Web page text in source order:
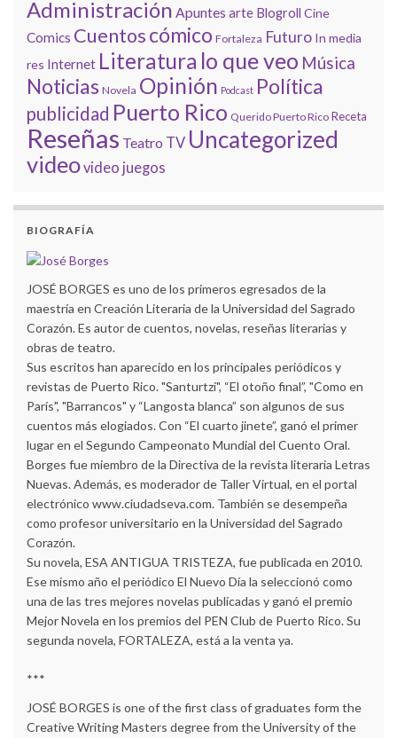
Administración Apuntes arte Blogroll Cine
Comics Cuentoscómico Fortaleza Futuro In media
res Internet Literatura lo que veo Música
Noticias Novela Opinión Podcast Política
publicidad Puerto Rico Querido Puerto Rico Receta
Reseñas Teatro TV Uncategorized
videovideo juegos
BIOGRAFÍA
JOSÉ BORGES es uno de los primeros egresados de la
maestría en Creación Literaria de la Universidad del Sagrado
Corazón. Es autor de cuentos, novelas, reseñas literarias y
obras de teatro.
Sus escritos han aparecido en los principales periódicos y
revistas de Puerto Rico. "Santurtzi", “El otoño final”, "Como en
París", "Barrancos" y “Langosta blanca” son algunos de sus
cuentos más elogiados. Con “El cuarto jinete”, ganó el primer
lugar en el Segundo Campeonato Mundial del Cuento Oral.
Borges fue miembro de la Directiva de la revista literaria Letras
Nuevas. Además, es moderador de Taller Virtual, en el portal
electrónico www.ciudadseva.com. También se desempeña
como profesor universitario en la Universidad del Sagrado
Corazón.
Su novela, ESA ANTIGUA TRISTEZA, fue publicada en 2010.
Ese mismo año el periódico El Nuevo Día la seleccionó como
una de las tres mejores novelas publicadas y ganó el premio
Mejor Novela en los premios del PEN Club de Puerto Rico. Su
segunda novela, FORTALEZA, está a la venta ya.
***
JOSÉ BORGES is one of the first class of graduates form the
Creative Writing Masters degree from the University of the